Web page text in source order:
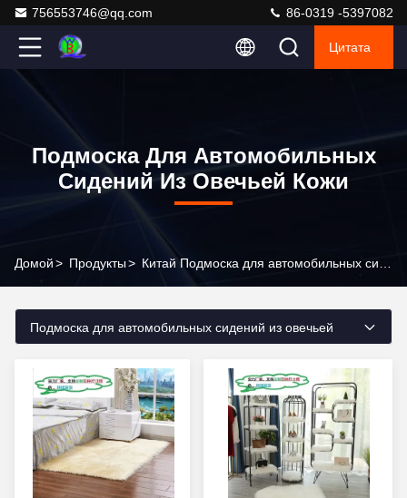
756553746@qq.com 86-0319 -5397082
Цитата
Подмоска Для Автомобильных
Сидений Из Овечьей Кожи
Домой> Продукты>
Подмоска для автомобильных сидений из овечьей